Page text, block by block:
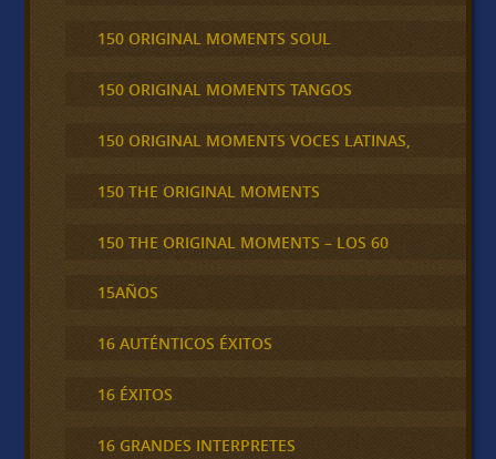
150 ORIGINAL MOMENTS SOUL
150 ORIGINAL MOMENTS TANGOS
150 ORIGINAL MOMENTS VOCES LATINAS,
150 THE ORIGINAL MOMENTS
150 THE ORIGINAL MOMENTS – LOS 60
15AÑOS
16 AUTÉNTICOS ÉXITOS
16 ÉXITOS
16 GRANDES INTERPRETES